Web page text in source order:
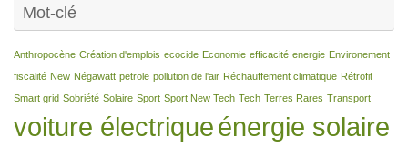
Mot-clé
Anthropocène Création d'emplois ecocide Economie efficacité energie Environement
fiscalité New Négawatt petrole pollution de l'air Réchauffement climatique Rétrofit
Smart grid Sobriété Solaire Sport Sport New Tech Tech Terres Rares Transport
voiture électriqueénergie solaire